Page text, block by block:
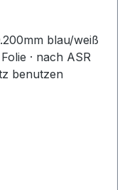
blau/weiß
· nach ASR
benutzen